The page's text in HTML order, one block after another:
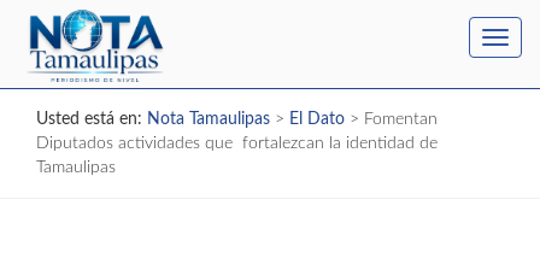
Usted está en: Nota Tamaulipas > El Dato > Fomentan
Diputados actividades que fortalezcan la identidad de
Tamaulipas